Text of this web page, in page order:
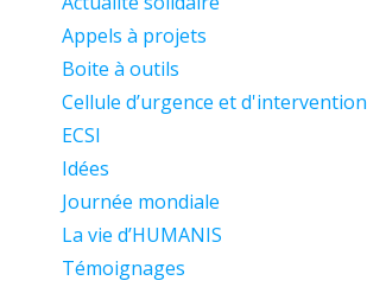
Appels à projets
Boite à outils
Cellule d’urgence et d'intervention
ECSI
Idées
Journée mondiale
La vie d’HUMANIS
Témoignages